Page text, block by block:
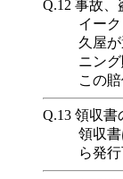
Q.12 事故、
イー
久屋
ニン
この
Q.13 領収書
領収
ら発